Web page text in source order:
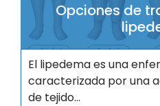
Opciones de
El lipedema es una
caracterizada por una
de tejido...